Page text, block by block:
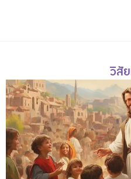
วิสั